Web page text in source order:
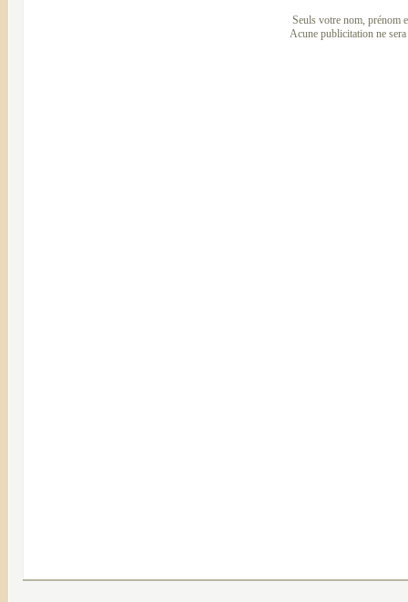
Seuls votre nom, prénom
Acune publicitation ne